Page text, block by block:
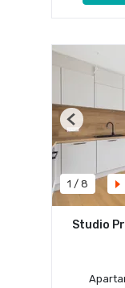
1 / 8
Previous
Studio